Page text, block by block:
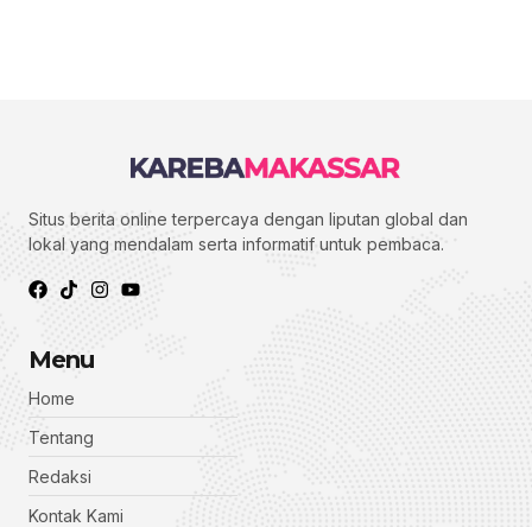
Situs berita online terpercaya dengan liputan global dan
lokal yang mendalam serta informatif untuk pembaca.
Menu
Home
Tentang
Redaksi
Kontak Kami